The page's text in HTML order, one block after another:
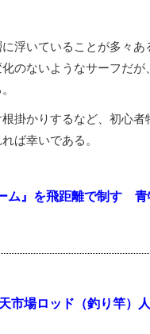
浮いていることが多々あ
のないようなサーフだ
掛かりするなど、初心者
ば幸いである。
ム』を飛距離で制す
市場ロッド（釣り竿）